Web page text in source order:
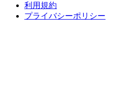
利用規約
プライバシーポリシー